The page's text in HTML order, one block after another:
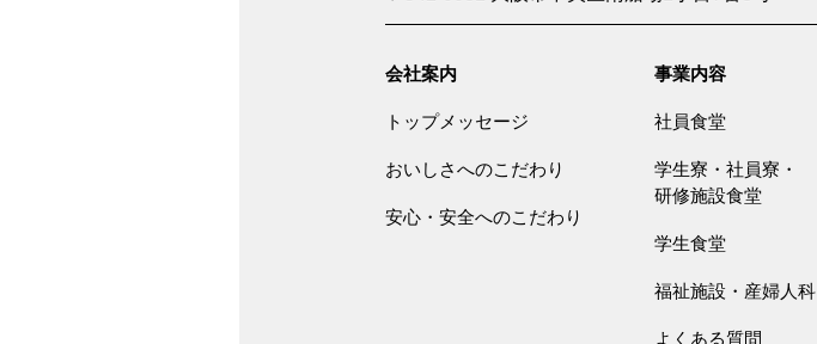
会社案内
トップメッセージ
おいしさへのこだわり
安心・安全へのこだわり
事業内容
社員食堂
学生寮・社員寮・
研修施設食堂
学生食堂
福祉施設・産婦人科
よくある質問